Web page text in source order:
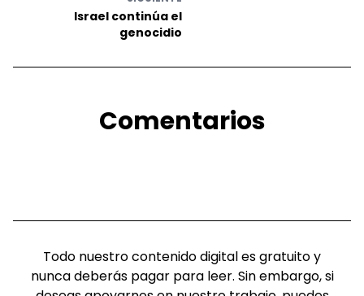
Israel continúa el
genocidio
Comentarios
Todo nuestro contenido digital es gratuito y
nunca deberás pagar para leer. Sin embargo, si